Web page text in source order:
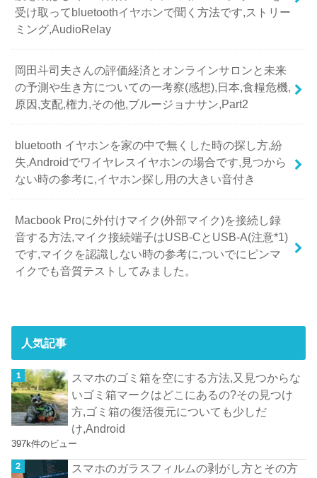
受け取ってbluetoothイヤホンで聞く方法です,ストリー
ミング,AudioRelay
岡田斗司夫さんの評価経済とオンラインサロンと未来
の予測や生き方についての一考察(感想),日本,食糧危機,
原因,支配,権力,その他,ブルージョナサン,Part2
bluetooth イヤホンを家の中で無くした時の探し方,紛
失,Androidでワイヤレスイヤホンの場合です,見つから
ない時の参考に,イヤホン探し用の大きい音付き
Macbook Proに外付けマイク(外部マイク)を接続し録
音する方法,マイク接続端子はUSB-CとUSB-A(注意*1)
です,マイクを認識しない時の参考に,ついでにピンマ
イクでも音質テストしてみました。
人気記事
スマホのゴミ箱を空にする方法,又見つからな
いゴミ箱マークはどこにあるの?その見つけ
方,ゴミ箱の復活復元についても少しだ
け,Android
397k件のビュー
スマホのガラスフィルムの剥がし方とその方